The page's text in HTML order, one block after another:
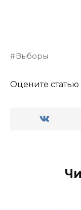
Выборы
Оцените статью